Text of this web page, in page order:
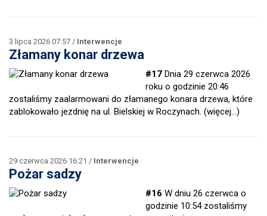
3 lipca 2026 07:57 / Interwencje
Złamany konar drzewa
#17 Dnia 29 czerwca 2026
roku o godzinie 20:46
zostaliśmy zaalarmowani do złamanego konara drzewa, które
zablokowało jezdnię na ul. Bielskiej w Roczynach. (więcej…)
29 czerwca 2026 16:21 / Interwencje
Pożar sadzy
#16 W dniu 26 czerwca o
godzinie 10:54 zostaliśmy